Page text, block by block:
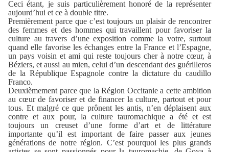
Ceci étant, je suis particulièrement honoré de la représenter
aujourd’hui et ce à double titre.
Premièrement parce que c’est toujours un plaisir de rencontrer
des femmes et des hommes qui travaillent pour favoriser la
culture au travers d’une exposition comme la votre, surtout
quand elle favorise les échanges entre la France et l’Espagne,
un pays voisin et ami qui reste toujours cher à notre cœur, à
Béziers, et aussi au mien, celui d’un descendant des guérilleros
de la République Espagnole contre la dictature du caudillo
Franco.
Deuxièmement parce que la Région Occitanie a cette ambition
au cœur de favoriser et de financer la culture, partout et pour
tous. Et malgré ce que prônent les antis, n’en déplaisent aux
contre et aux pour, la culture tauromachique a été et est
toujours un creuset d’une forme d’art et de littérature
importante qu’il est important de faire passer aux jeunes
générations de notre région. C’est pourquoi les plus grands